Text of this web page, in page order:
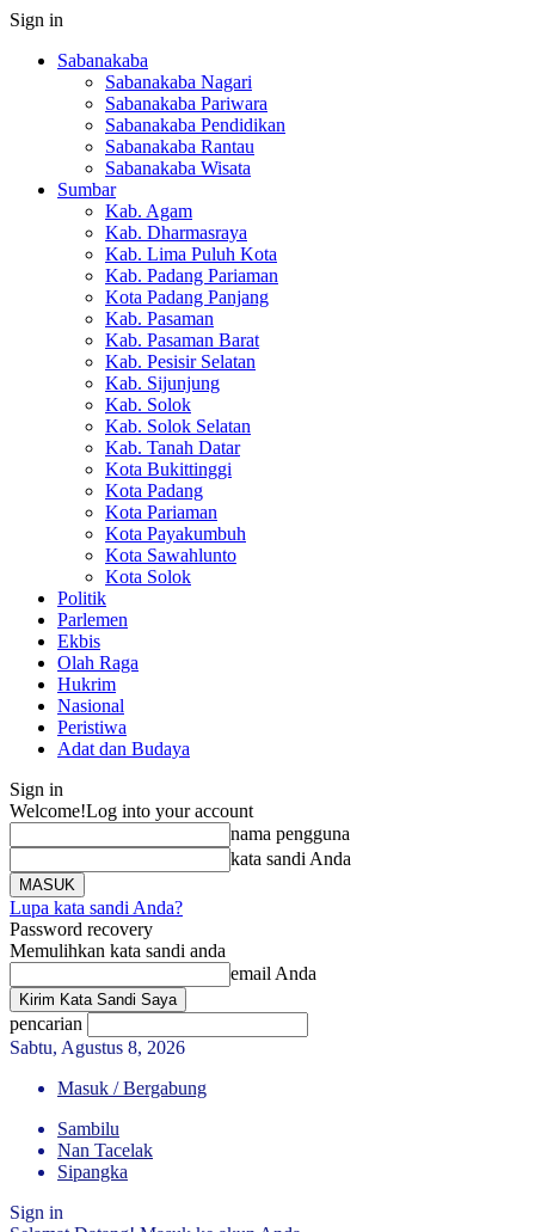
Sign in
Sabanakaba
Sabanakaba Nagari
Sabanakaba Pariwara
Sabanakaba Pendidikan
Sabanakaba Rantau
Sabanakaba Wisata
Sumbar
Kab. Agam
Kab. Dharmasraya
Kab. Lima Puluh Kota
Kab. Padang Pariaman
Kota Padang Panjang
Kab. Pasaman
Kab. Pasaman Barat
Kab. Pesisir Selatan
Kab. Sijunjung
Kab. Solok
Kab. Solok Selatan
Kab. Tanah Datar
Kota Bukittinggi
Kota Padang
Kota Pariaman
Kota Payakumbuh
Kota Sawahlunto
Kota Solok
Politik
Parlemen
Ekbis
Olah Raga
Hukrim
Nasional
Peristiwa
Adat dan Budaya
Sign in
Welcome!Log into your account
nama pengguna
kata sandi Anda
Lupa kata sandi Anda?
Password recovery
Memulihkan kata sandi anda
email Anda
pencarian
Sabtu, Agustus 8, 2026
Masuk / Bergabung
Sambilu
Nan Tacelak
Sipangka
Sign in